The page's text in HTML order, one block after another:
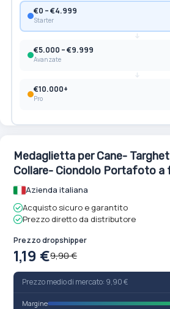
€0 – €4.999
Starter
€5.000 – €9.999
Avanzate
€10.000+
Pro
Medaglietta per Cane-
Collare- Ciondolo Portafoto a
Azienda italiana
Acquisto sicuro e garantito
Prezzo diretto da distributore
Prezzo dropshipper
1,19 €9,90 €
Prezzo medio di mercato: 9,90 €
Margine